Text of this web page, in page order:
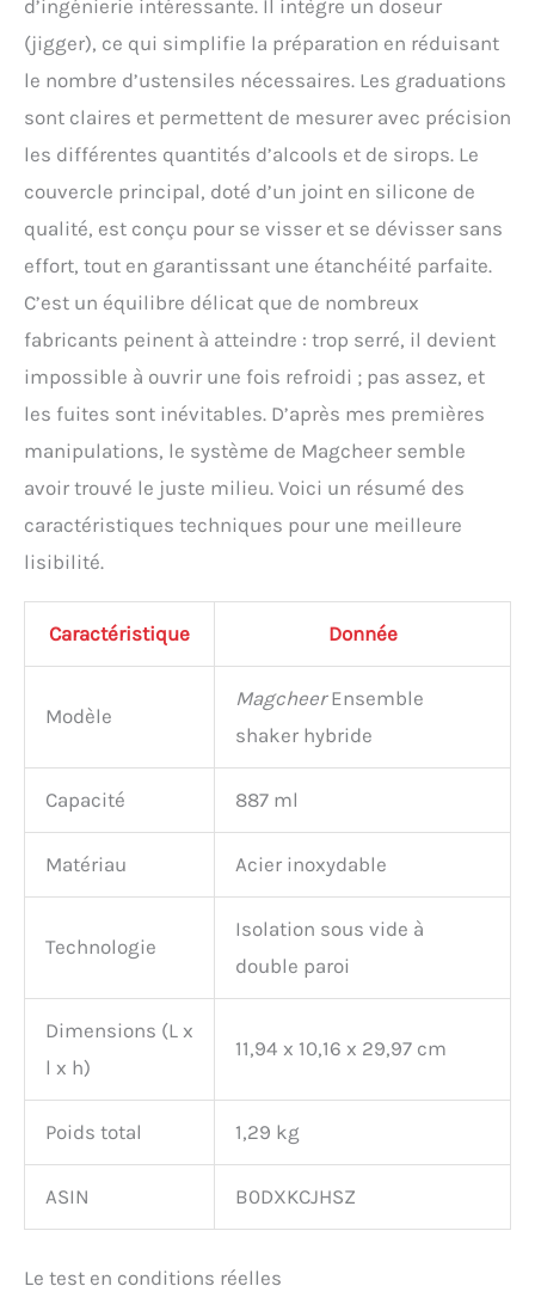
d’ingénierie intéressante. Il intègre un doseur
(jigger), ce qui simplifie la préparation en réduisant
le nombre d’ustensiles nécessaires. Les graduations
sont claires et permettent de mesurer avec précision
les différentes quantités d’alcools et de sirops. Le
couvercle principal, doté d’un joint en silicone de
qualité, est conçu pour se visser et se dévisser sans
effort, tout en garantissant une étanchéité parfaite.
C’est un équilibre délicat que de nombreux
fabricants peinent à atteindre : trop serré, il devient
impossible à ouvrir une fois refroidi ; pas assez, et
les fuites sont inévitables. D’après mes premières
manipulations, le système de Magcheer semble
avoir trouvé le juste milieu. Voici un résumé des
caractéristiques techniques pour une meilleure
lisibilité.
Caractéristique Donnée
Modèle
MagcheerEnsemble
shaker hybride
Capacité 887 ml
Matériau Acier inoxydable
Technologie
Isolation sous vide à
double paroi
Dimensions (L x
l x h)
11,94 x 10,16 x 29,97 cm
Poids total 1,29 kg
ASIN B0DXKCJHSZ
Le test en conditions réelles